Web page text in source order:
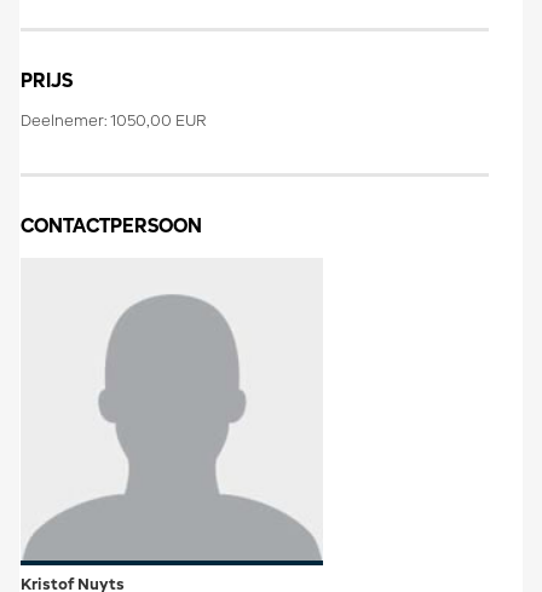
PRIJS
Deelnemer: 1050,00 EUR
CONTACTPERSOON
Kristof Nuyts